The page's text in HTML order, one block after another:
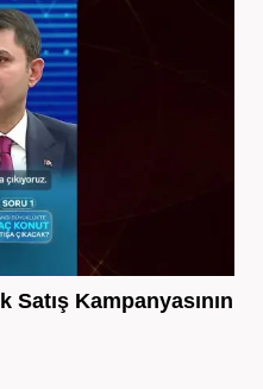
Satış Kampanyasının